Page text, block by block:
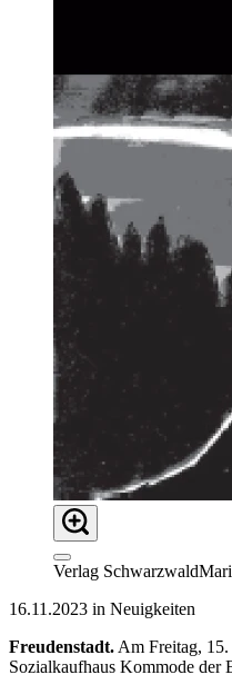
Verlag
16.11.2023 in Neuigkeiten
Freudenstadt. Am Freitag,
Sozialkaufhaus Kommode der